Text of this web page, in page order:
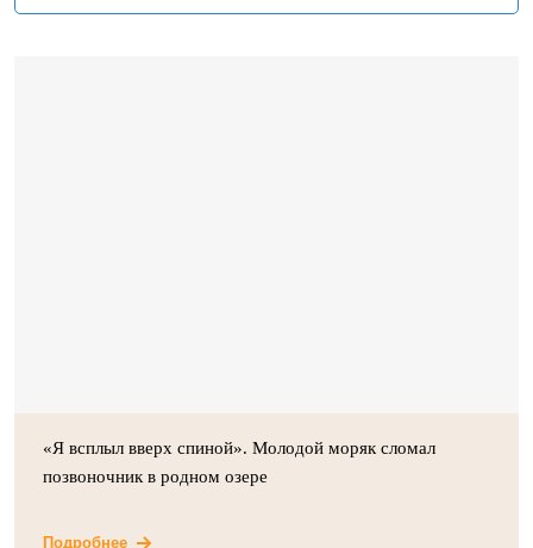
«Я всплыл вверх спиной». Молодой моряк сломал
позвоночник в родном озере
Подробнее